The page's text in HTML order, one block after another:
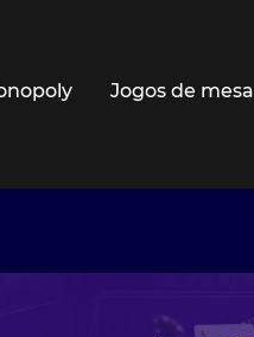
Jogos de mesa